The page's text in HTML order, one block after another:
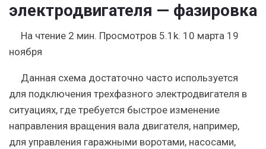
электродвигателя — фазировка
На чтение 2 мин. Просмотров 5.1k. 10 марта 19
ноября
Данная схема достаточно часто используется
для подключения трехфазного электродвигателя в
ситуациях, где требуется быстрое изменение
направления вращения вала двигателя, например,
для управления гаражными воротами, насосами,